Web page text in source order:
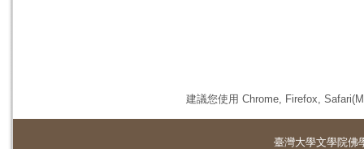
建議您使用 Chrome, Firefox,
臺灣大學文學院佛